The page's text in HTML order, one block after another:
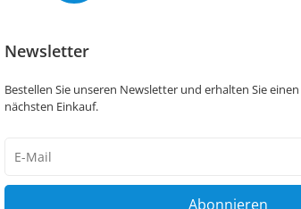
Newsletter
Bestellen Sie unseren Newsletter und erhalten Sie einen
nächsten Einkauf.
Honig
Abonnieren